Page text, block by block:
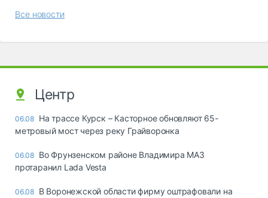
Все новости
Центр
06.08 На трассе Курск – Касторное обновляют 65-
метровый мост через реку Грайворонка
06.08 Во Фрунзенском районе Владимира МАЗ
протаранил Lada Vesta
06.08 В Воронежской области фирму оштрафовали на